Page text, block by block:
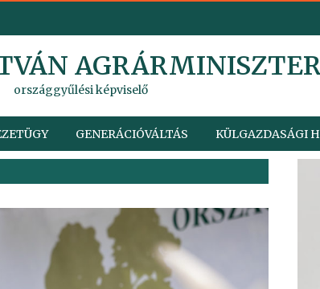
AGRÁRMINISZTER
országgyűlési képviselő
GENERÁCIÓVÁLTÁS KÜLGAZDASÁGI